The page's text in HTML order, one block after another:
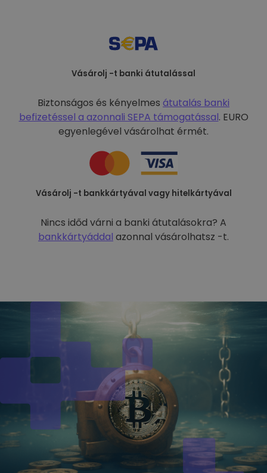
Vásárolj -t banki átutalással
Biztonságos és kényelmes átutalás banki
befizetéssel a azonnali SEPA támogatással. EURO
egyenlegével vásárolhat érmét.
Vásárolj -t bankkártyával vagy hitelkártyával
Nincs időd várni a banki átutalásokra? A
bankkártyáddal azonnal vásárolhatsz -t.